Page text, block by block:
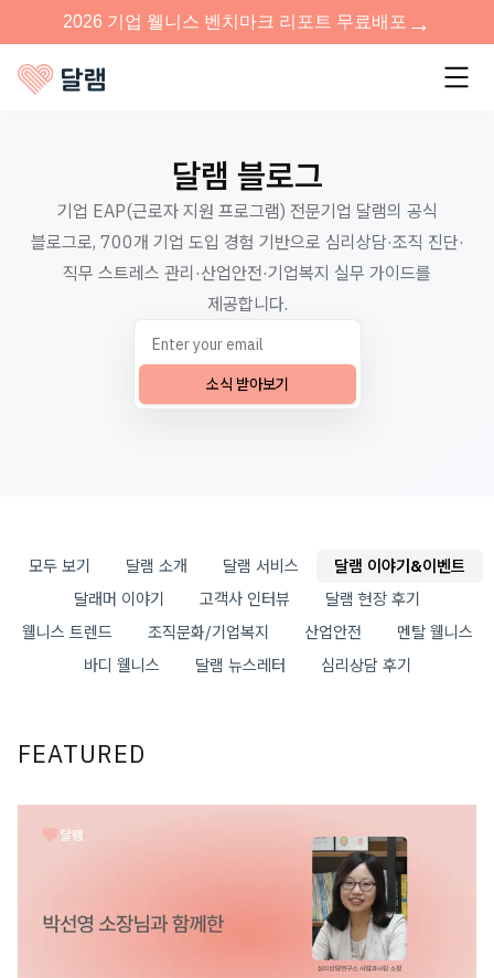
달램 블로그
기업 EAP(근로자 지원 프로그램) 전문기업 달램의 공식
블로그로, 700개 기업 도입 경험 기반으로 심리상담·조직 진단·
직무 스트레스 관리·산업안전·기업복지 실무 가이드를
제공합니다.
소식 받아보기
모두 보기 달램 소개 달램 서비스
달램 이야기&이벤트
달래머 이야기
고객사 인터뷰
달램 현장 후기
웰니스 트렌드
조직문화/기업복지 산업안전
멘탈 웰니스
바디 웰니스
달램 뉴스레터 심리상담 후기
FEATURED